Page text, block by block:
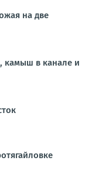
на две
камыш в канале и